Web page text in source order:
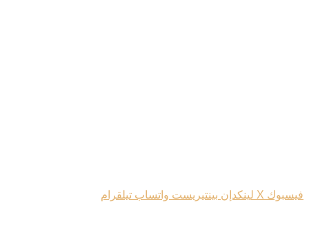
فيسبوك ‫X لينكدإن بينتيريست واتساب تيلقرام